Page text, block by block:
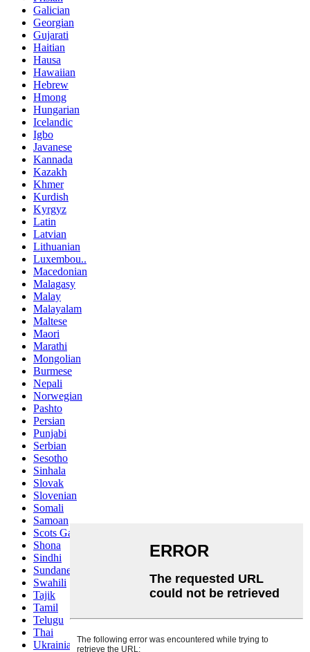
Galician
Georgian
Gujarati
Haitian
Hausa
Hawaiian
Hebrew
Hmong
Hungarian
Icelandic
Igbo
Javanese
Kannada
Kazakh
Khmer
Kurdish
Kyrgyz
Latin
Latvian
Lithuanian
Luxembou..
Macedonian
Malagasy
Malay
Malayalam
Maltese
Maori
Marathi
Mongolian
Burmese
Nepali
Norwegian
Pashto
Persian
Punjabi
Serbian
Sesotho
Sinhala
Slovak
Slovenian
Somali
Samoan
Scots Gaelic
Shona
Sindhi
Sundanese
Swahili
Tajik
Tamil
Telugu
Thai
Ukrainian